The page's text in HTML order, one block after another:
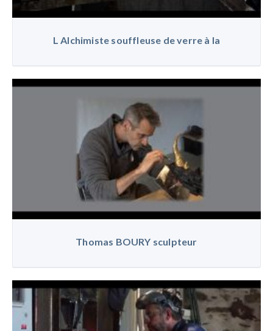
L Alchimiste souffleuse de verre à la
Thomas BOURY sculpteur